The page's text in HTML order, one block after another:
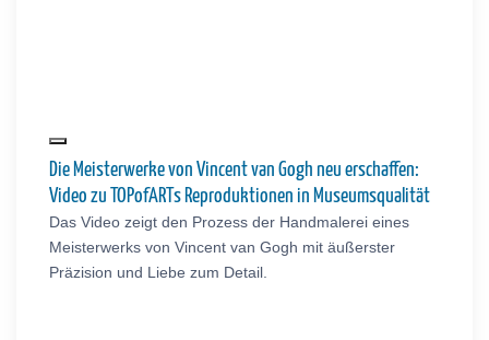
Die Meisterwerke von Vincent van Gogh neu erschaffen:
Video zu TOPofARTs Reproduktionen in Museumsqualität
Das Video zeigt den Prozess der Handmalerei eines
Meisterwerks von Vincent van Gogh mit äußerster
Präzision und Liebe zum Detail.